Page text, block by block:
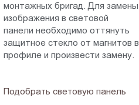
монтажных бригад. Для замены
изображения в световой
панели необходимо оттянуть
защитное стекло от магнитов в
профиле и произвести замену.
Подобрать световую панель